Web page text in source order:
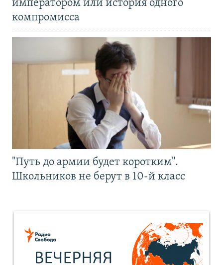
императором или история одного
компромисса
"Путь до армии будет коротким".
Школьников не берут в 10-й класс